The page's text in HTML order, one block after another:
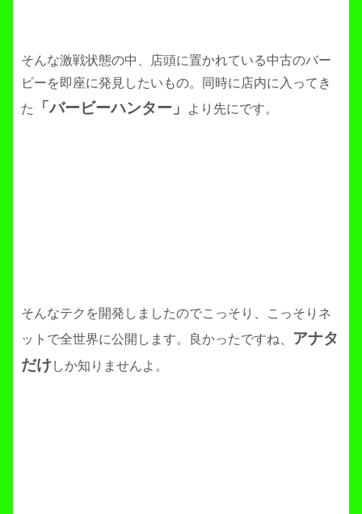
そんな激戦状態の中、店頭に置かれている中古のバー
ビーを即座に発見したいもの。同時に店内に入ってき
た
「バービーハンター」 より先にです。
そんなテクを開発しましたのでこっそり、こっそりネ
ットで全世界に公開します。良かったですね、
アナタ
だけ しか知りませんよ。